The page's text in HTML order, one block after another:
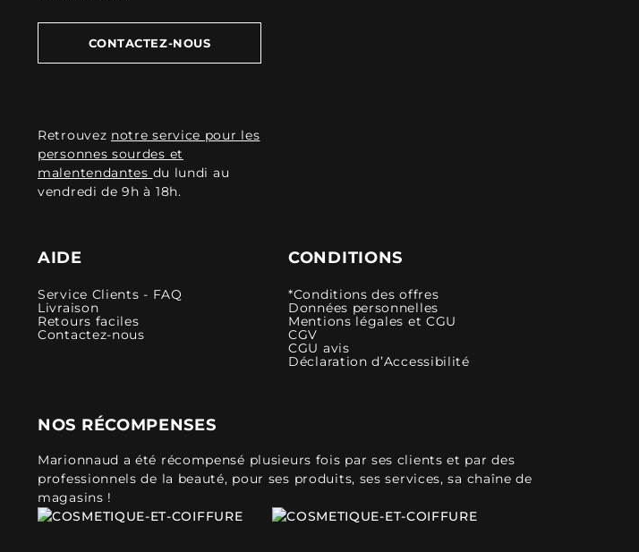
CONTACTEZ-NOUS
Retrouvez notre service pour les
personnes sourdes et
malentendantes du lundi au
vendredi de 9h à 18h.
AIDE
Service Clients - FAQ
Livraison
Retours faciles
Contactez-nous
CONDITIONS
*Conditions des offres
Données personnelles
Mentions légales et CGU
CGV
CGU avis
Déclaration d’Accessibilité
NOS RÉCOMPENSES
Marionnaud a été récompensé plusieurs fois par ses clients et par des
professionnels de la beauté, pour ses produits, ses services, sa chaîne de
magasins !